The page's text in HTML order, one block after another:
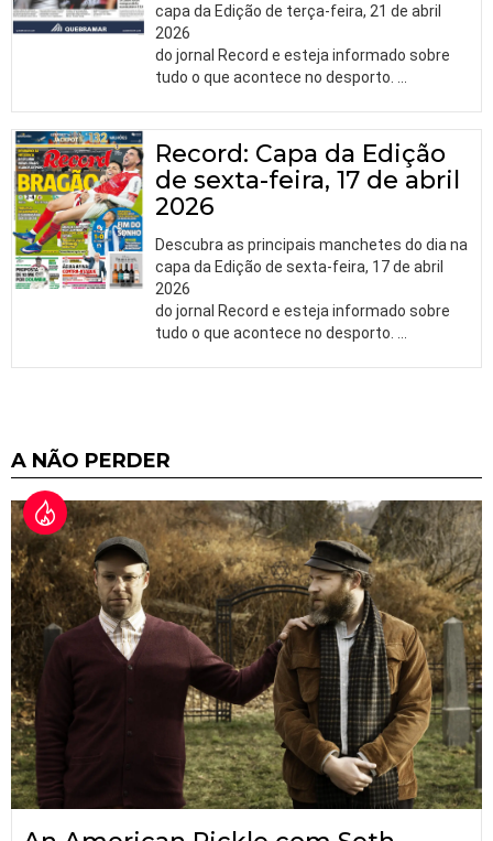
capa da Edição de terça-feira, 21 de abril
2026
do jornal Record e esteja informado sobre
tudo o que acontece no desporto.
Record: Capa da Edição
de sexta-feira, 17 de abril
2026
Descubra as principais manchetes do dia na
capa da Edição de sexta-feira, 17 de abril
2026
do jornal Record e esteja informado sobre
tudo o que acontece no desporto.
A NÃO PERDER